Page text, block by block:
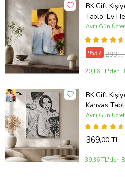
Baskılarımız
Üzerine
Kanvas tuvallerimiz
kanvas kumaşı
maddesi olmayan
malzemeye
tuvallerimiz uzun
dayanıklılığını
Kanvas baskılar en
kumaşı üzerine
Yüksek
BK Gift
Tablo, Ev
Arkadaşa
Aynı Gün
%37 299,00
20,16 TL'den
BK Gift
Kanvas
Hediyesi,
Aynı Gün
369,00 TL
39,36 TL'den